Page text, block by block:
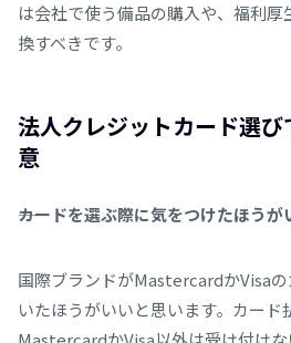
は会社で使う備品の購入や、福利
換すべきです。
法人クレジットカード選
意
――カードを選ぶ際に気をつけたほう
国際ブランドがMastercardかVisa
いたほうがいいと思います。カード